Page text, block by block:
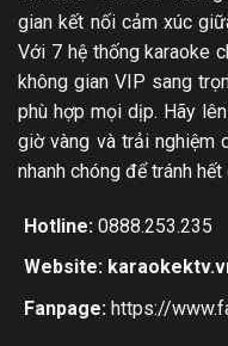
gian kết nối cảm xúc
Với 7 hệ thống karaoke
không gian VIP sang
phù hợp mọi dịp. Hãy
giờ vàng và trải nghiệm
nhanh chóng để tránh
Hotline: 0888.253.235
Website:
Fanpage: https://